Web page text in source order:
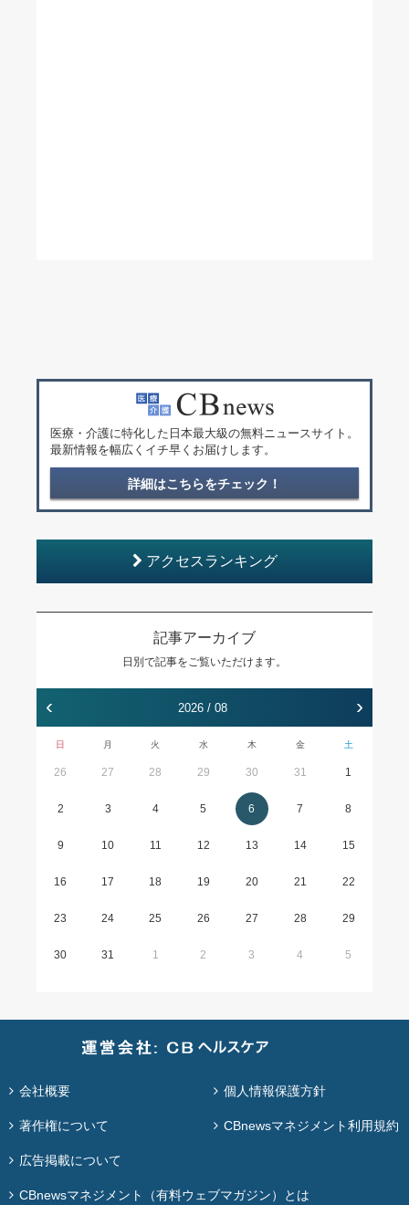
医療・介護に特化した日本最大級の無料ニュースサイト。
最新情報を幅広くイチ早くお届けします。
詳細はこちらをチェック！
アクセスランキング
記事アーカイブ
日別で記事をご覧いただけます。
‹ 2026 / 08 ›
日 月 火 水 木 金 土
26 27 28 29 30 31 1
2 3 4 5 6 7 8
9 10 11 12 13 14 15
16 17 18 19 20 21 22
23 24 25 26 27 28 29
30 31 1 2 3 4 5
会社概要 個人情報保護方針
著作権について CBnewsマネジメント利用規約
広告掲載について
CBnewsマネジメント（有料ウェブマガジン）とは